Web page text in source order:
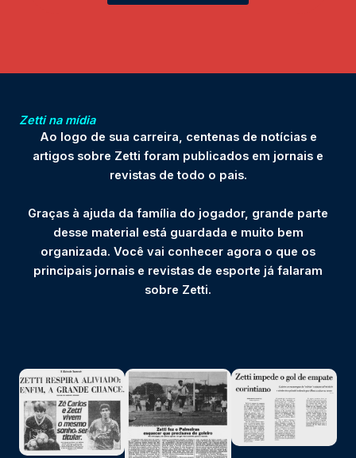
Zetti na mídia
Ao logo de sua carreira, centenas de notícias e
artigos sobre Zetti foram publicados em jornais e
revistas de todo o pais.
Graças à ajuda da família do jogador, grande parte
desse material está guardada e muito bem
organizada. Você vai conhecer agora o que os
principais jornais e revistas de esporte já falaram
sobre Zetti.